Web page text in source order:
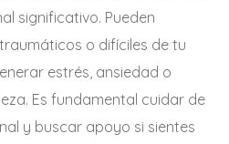
significativo. Pueden
o difíciles de tu
estrés, ansiedad o
Es fundamental cuidar de
y buscar apoyo si sientes